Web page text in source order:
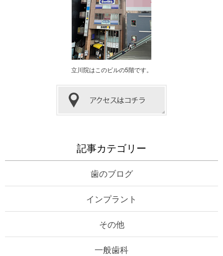
立川院はこのビルの5階です。
記事カテゴリー
歯のブログ
インプラント
その他
一般歯科